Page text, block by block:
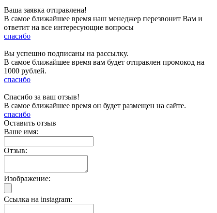
Ваша заявка отправлена!
В самое ближайшее время наш менеджер перезвонит Вам и
ответит на все интересующие вопросы
спасибо
Вы успешно подписаны на рассылку.
В самое ближайшее время вам будет отправлен промокод на
1000 рублей.
спасибо
Спасибо за ваш отзыв!
В самое ближайшее время он будет размещен на сайте.
спасибо
Оставить отзыв
Ваше имя:
Отзыв:
Изображение:
Ссылка на instagram: